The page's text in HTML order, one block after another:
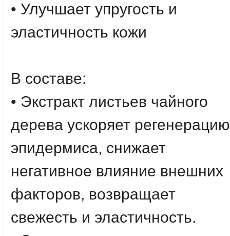
• Улучшает упругость и
эластичность кожи
В составе:
• Экстракт листьев чайного
дерева ускоряет регенерацию
эпидермиса, снижает
негативное влияние внешних
факторов, возвращает
свежесть и эластичность.